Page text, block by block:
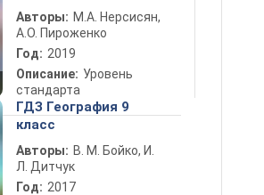
Авторы: М.А. Нерсисян,
А.О. Пироженко
Год: 2019
Описание: Уровень
стандарта
ГДЗ География 9
класс
Авторы: В. М. Бойко, И.
Л. Дитчук
Год: 2017